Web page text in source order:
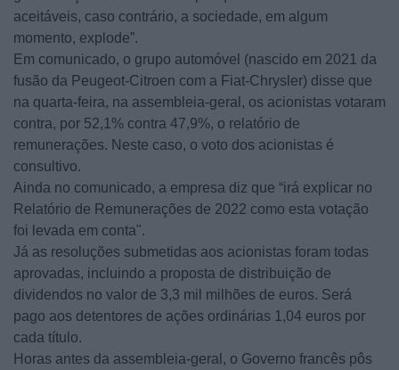
aceitáveis, caso contrário, a sociedade, em algum
momento, explode”.
Em comunicado, o grupo automóvel (nascido em 2021 da
fusão da Peugeot-Citroen com a Fiat-Chrysler) disse que
na quarta-feira, na assembleia-geral, os acionistas votaram
contra, por 52,1% contra 47,9%, o relatório de
remunerações. Neste caso, o voto dos acionistas é
consultivo.
Ainda no comunicado, a empresa diz que “irá explicar no
Relatório de Remunerações de 2022 como esta votação
foi levada em conta".
Já as resoluções submetidas aos acionistas foram todas
aprovadas, incluindo a proposta de distribuição de
dividendos no valor de 3,3 mil milhões de euros. Será
pago aos detentores de ações ordinárias 1,04 euros por
cada título.
Horas antes da assembleia-geral, o Governo francês pôs